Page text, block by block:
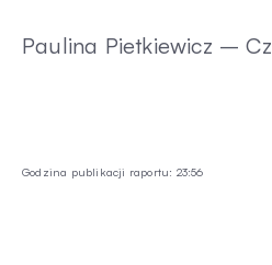
Paulina Pietkiewicz –
Godzina publikacji raportu: 23:56